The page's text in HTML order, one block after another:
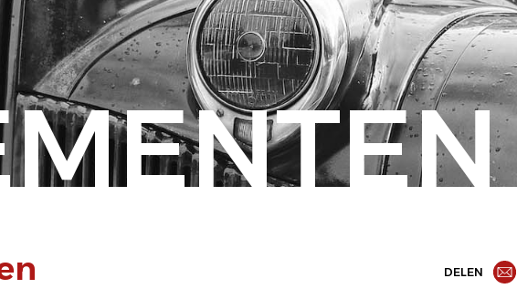
DELEN